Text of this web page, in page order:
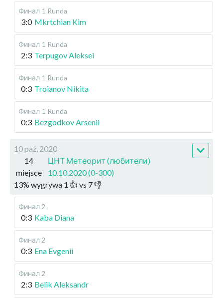
Финал 1 Runda
3:0 Mkrtchian Kim
Финал 1 Runda
2:3 Terpugov Aleksei
Финал 1 Runda
0:3 Troianov Nikita
Финал 1 Runda
0:3 Bezgodkov Arsenii
10 paź, 2020
14
miejsce
ЦНТ Метеорит (любители)
10.10.2020 (0-300)
13% wygrywa 1 👍 vs 7👎
Финал 2
0:3 Kaba Diana
Финал 2
0:3 Ena Evgenii
Финал 2
2:3 Belik Aleksandr